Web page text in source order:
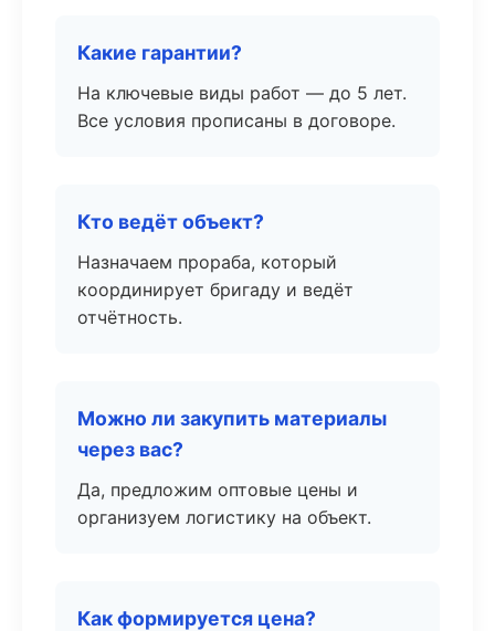
Какие гарантии?
На ключевые виды работ — до 5 лет.
Все условия прописаны в договоре.
Кто ведёт объект?
Назначаем прораба, который
координирует бригаду и ведёт
отчётность.
Можно ли закупить материалы
через вас?
Да, предложим оптовые цены и
организуем логистику на объект.
Как формируется цена?